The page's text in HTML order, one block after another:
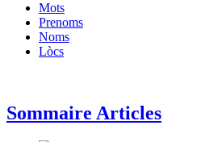
Mots
Prenoms
Noms
Lòcs
Sommaire Articles